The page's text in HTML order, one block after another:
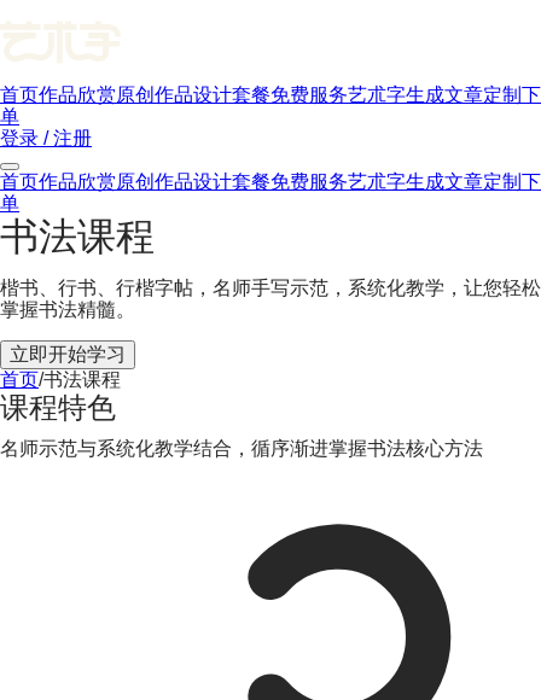
首页作品欣赏原创作品设计套餐免费服务艺朮字生成文章定制下
单
登录 / 注册
首页作品欣赏原创作品设计套餐免费服务艺朮字生成文章定制下
单
书法课程
楷书、行书、行楷字帖，名师手写示范，系统化教学，让您轻松
掌握书法精髓。
立即开始学习
首页/书法课程
课程特色
名师示范与系统化教学结合，循序渐进掌握书法核心方法